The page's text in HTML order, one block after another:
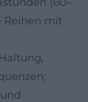
Reihen mit